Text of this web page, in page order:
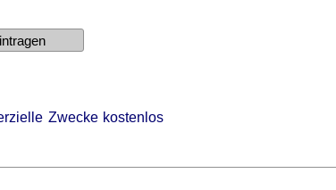
Zwecke kostenlos